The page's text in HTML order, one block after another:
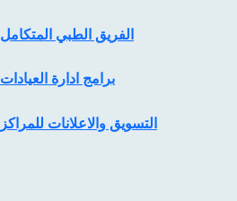
الفريق الطبي المتكامل
برامج ادارة العيادات
التسويق والاعلانات للمراكز